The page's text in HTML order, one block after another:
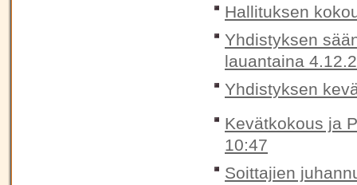
Hallituksen
Yhdistyksen
lauantaina
Yhdistyksen
Kevätkokous ja
10:47
Soittajien